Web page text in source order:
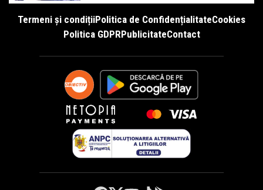
Termeni și condițiiPolitica de ConfidențialitateCookies
Politica GDPRPublicitateContact